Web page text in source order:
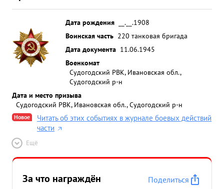
Дата рождения
__.__.1908
Воинская часть 220 танковая бригада
Дата документа 11.06.1945
Военкомат
Судогодский РВК, Ивановская обл.,
Судогодский р-н
Дата и место призыва
Судогодский РВК, Ивановская обл., Судогодский р-н
Новое
Читать об этих событиях в журнале боевых действий
части
Ещё
За что награждён
Поделиться